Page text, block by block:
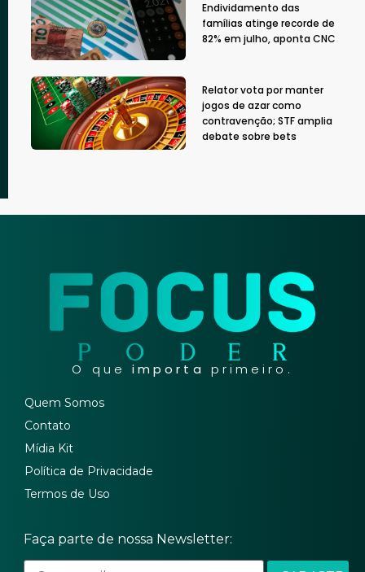
Endividamento das
famílias atinge recorde de
82% em julho, aponta CNC
Relator vota por manter
jogos de azar como
contravenção; STF amplia
debate sobre bets
O que importa primeiro.
Quem Somos
Contato
Mídia Kit
Política de Privacidade
Termos de Uso
Faça parte de nossa Newsletter: